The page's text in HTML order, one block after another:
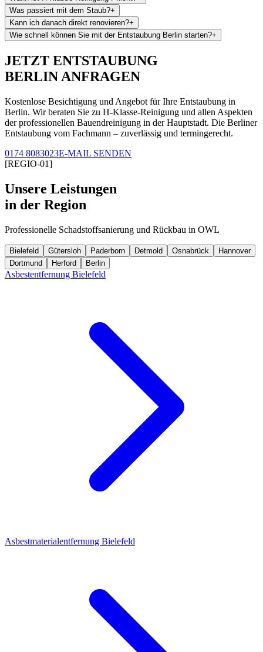
Was passiert mit dem Staub?+
Kann ich danach direkt renovieren?+
Wie schnell können Sie mit der Entstaubung Berlin starten?+
JETZT ENTSTAUBUNG
BERLIN ANFRAGEN
Kostenlose Besichtigung und Angebot für Ihre Entstaubung in
Berlin. Wir beraten Sie zu H-Klasse-Reinigung und allen Aspekten
der professionellen Bauendreinigung in der Hauptstadt. Die Berliner
Entstaubung vom Fachmann – zuverlässig und termingerecht.
0174 8083023E-MAIL SENDEN
[REGIO-01]
Unsere Leistungen
in der Region
Professionelle Schadstoffsanierung und Rückbau in OWL
Bielefeld Gütersloh Paderborn Detmold Osnabrück
Hannover
Dortmund
Herford Berlin
Asbestentfernung Bielefeld
Asbestmaterialentfernung Bielefeld